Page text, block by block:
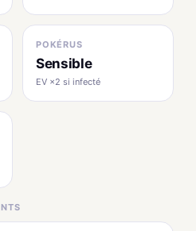
POKÉRUS
Sensible
EV ×2 si infecté